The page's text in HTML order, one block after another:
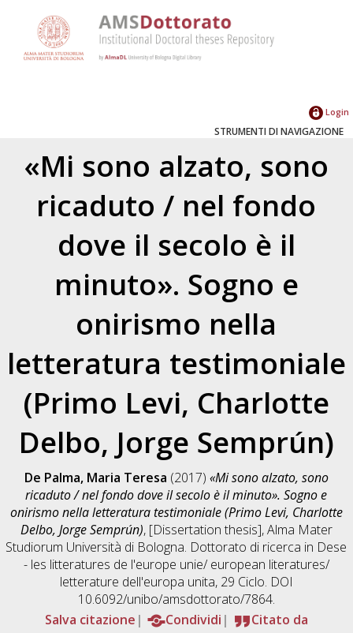
Login
STRUMENTI DI NAVIGAZIONE
«Mi sono alzato, sono
ricaduto / nel fondo
dove il secolo è il
minuto». Sogno e
onirismo nella
letteratura testimoniale
(Primo Levi, Charlotte
Delbo, Jorge Semprún)
De Palma, Maria Teresa (2017) «Mi sono alzato, sono
ricaduto / nel fondo dove il secolo è il minuto». Sogno e
onirismo nella letteratura testimoniale (Primo Levi, Charlotte
Delbo, Jorge Semprún), [Dissertation thesis], Alma Mater
Studiorum Università di Bologna. Dottorato di ricerca in Dese
- les litteratures de l'europe unie/ european literatures/
letterature dell'europa unita, 29 Ciclo. DOI
10.6092/unibo/amsdottorato/7864.
Salva citazione
Condividi
Citato da